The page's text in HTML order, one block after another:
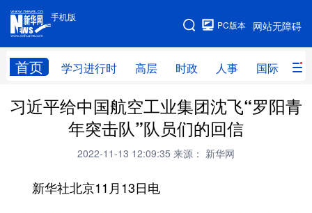
手机版
网站无障碍
PC版本
首页 学习进行时 高层 时政 人事 国际 财
手机版
网站地图
学习进行时 高层 时政 人事
财经 网评
全球连线
科技 科创
习近平给中国航空工业集团沈飞“罗阳青
年突击队”队员们的回信
2022-11-13 12:09:35 来源： 新华网
新华社北京11月13日电